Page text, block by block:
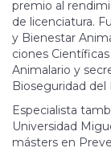
premio al
de licenciatura.
y Bienestar
ciones
Animalario y
Bioseguridad
Especialista
Universidad
másters en